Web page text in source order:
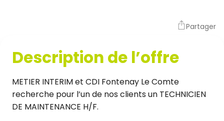
Partager
Description de l’offre
METIER INTERIM et CDI Fontenay Le Comte
recherche pour l’un de nos clients un TECHNICIEN
DE MAINTENANCE H/F.